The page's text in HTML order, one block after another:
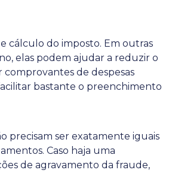
cálculo do imposto. Em outras
elas podem ajudar a reduzir o
de despesas
bastante o preenchimento
precisam ser exatamente iguais
Caso haja uma
de agravamento da fraude,